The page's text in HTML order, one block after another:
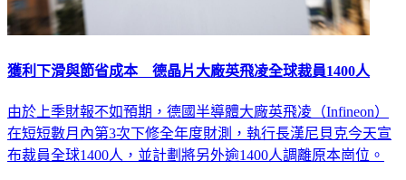
獲利下滑與節省成本 德晶片大廠英飛凌全球裁員1400人
由於上季財報不如預期，德國半導體大廠英飛凌（Infineon）
在短短數月內第3次下修全年度財測，執行長漢尼貝克今天宣
布裁員全球1400人，並計劃將另外逾1400人調離原本崗位。